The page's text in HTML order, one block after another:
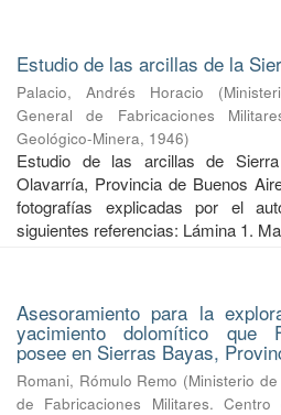
Estudio de las arcillas de la
Palacio, Andrés Horacio (
General de Fabricaciones
Geológico-Minera, 1946)
Estudio de las arcillas de
Olavarría, Provincia de Buenos
fotografías explicadas por el
siguientes referencias: Lámina 1.
Asesoramiento para la
yacimiento dolomítico que
posee en Sierras Bayas,
Romani, Rómulo Remo (Ministerio
de Fabricaciones Militares.